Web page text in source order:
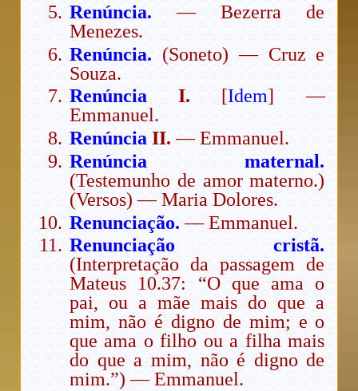
Renúncia. — Bezerra de
Menezes.
Renúncia. (Soneto) — Cruz e
Souza.
Renúncia
I. [Idem]
—
Emmanuel.
Renúncia II. — Emmanuel.
Renúncia maternal.
(Testemunho de amor materno.)
(Versos) — Maria Dolores.
Renunciação. — Emmanuel.
Renunciação cristã.
(Interpretação da passagem de
Mateus 10.37: “O que ama o
pai, ou a mãe mais do que a
mim, não é digno de mim; e o
que ama o filho ou a filha mais
do que a mim, não é digno de
mim.”) — Emmanuel.